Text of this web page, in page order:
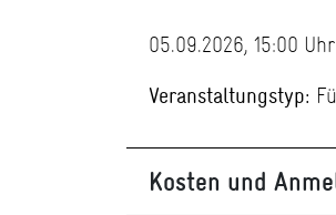
05.09.2026, 15:00
Veranstaltungstyp:
Kosten und